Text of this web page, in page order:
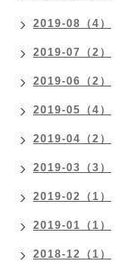
2019-08（4）
2019-07（2）
2019-06（2）
2019-05（4）
2019-04（2）
2019-03（3）
2019-02（1）
2019-01（1）
2018-12（1）